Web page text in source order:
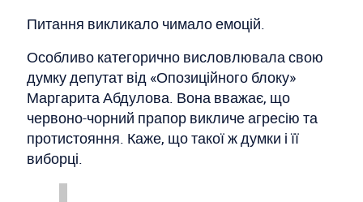
Питання викликало чимало емоцій.
Особливо категорично висловлювала свою
думку депутат від «Опозиційного блоку»
Маргарита Абдулова. Вона вважає, що
червоно-чорний прапор викличе агресію та
протистояння. Каже, що такої ж думки і її
виборці.